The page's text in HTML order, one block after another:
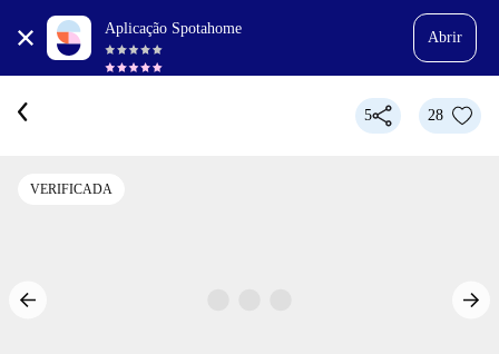
Aplicação Spotahome
Abrir
5 28
VERIFICADA